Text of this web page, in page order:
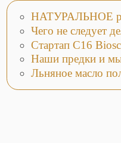
НАТУРАЛЬНОЕ
Чего не следует
Стартап C16
Наши предки и
Льняное масло